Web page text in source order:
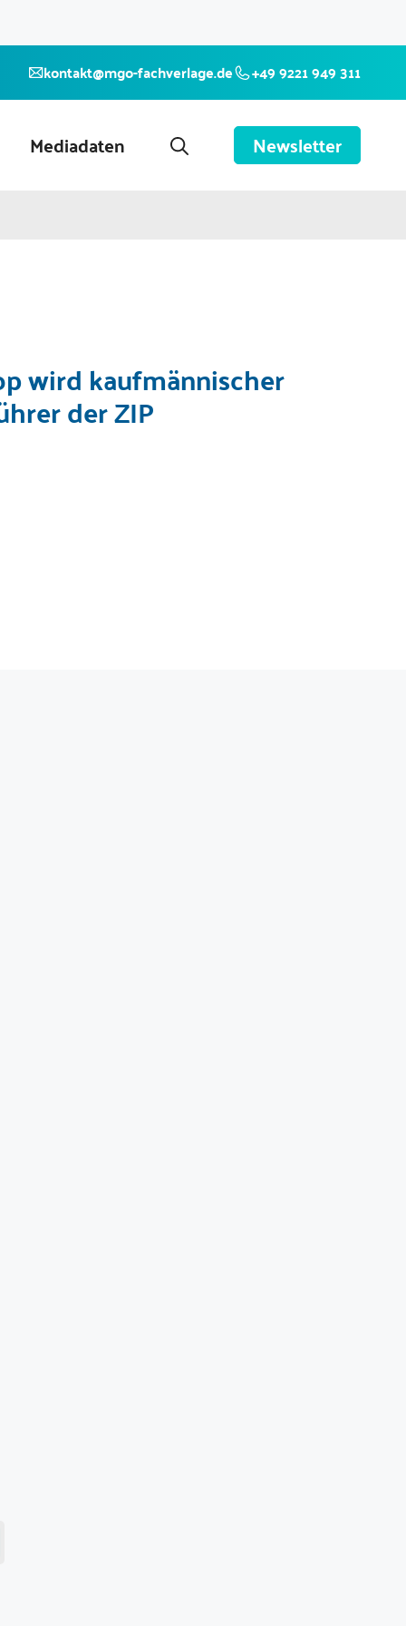
kontakt@mgo-fachverlage.de +49 9221 949 311
Mediadaten Newsletter
wird kaufmännischer
der ZIP